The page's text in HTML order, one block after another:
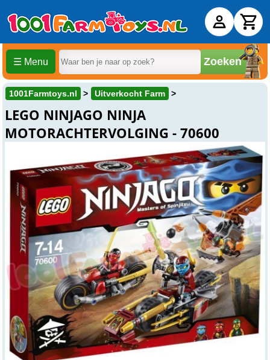
☰ Menu Zoeken
1001Farmtoys.nl Uitverkocht Farm
LEGO NINJAGO NINJA
MOTORACHTERVOLGING - 70600